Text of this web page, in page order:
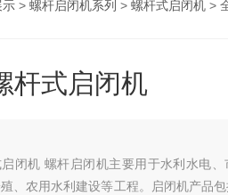
示 > 螺杆启闭机系列 > 螺杆式启闭机 >
杆式启闭机
电、市政建设、给水
、农用水利建设等工程。启闭机产品